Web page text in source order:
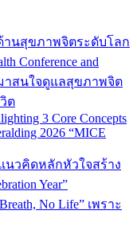
านสุขภาพจิตระดับโลก
Conference and
าสนใจดูแลสุขภาพจิต
ต
3 Core Concepts
2026 “MICE
นวคิดหลักหัวใจสร้าง
Year”
No Life” เพราะ